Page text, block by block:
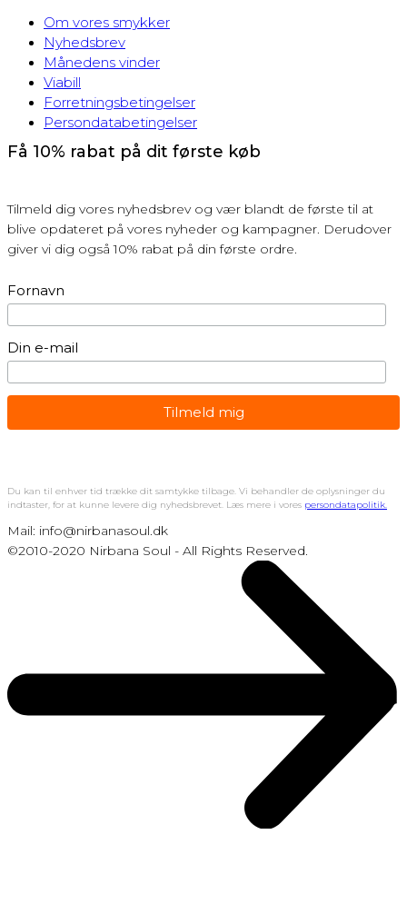
Om vores smykker
Nyhedsbrev
Månedens vinder
Viabill
Forretningsbetingelser
Persondatabetingelser
Få 10% rabat på dit første køb
Tilmeld dig vores nyhedsbrev og vær blandt de første til at
blive opdateret på vores nyheder og kampagner. Derudover
giver vi dig også 10% rabat på din første ordre.
Fornavn
Din e-mail
Du kan til enhver tid trække dit samtykke tilbage. Vi behandler de oplysninger du
indtaster, for at kunne levere dig nyhedsbrevet. Læs mere i vores persondatapolitik.
Mail: info@nirbanasoul.dk
©2010-2020 Nirbana Soul - All Rights Reserved.